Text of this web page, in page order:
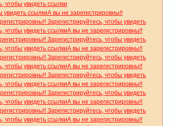
чтобы увидеть ссылки
увидеть ссылкиА вы не зарегистрировны!!
Зарегистрируйтесь, чтобы увидеть
чтобы увидеть ссылкиА вы не зарегистрировны!!
Зарегистрируйтесь, чтобы увидеть
чтобы увидеть ссылкиА вы не зарегистрировны!!
Зарегистрируйтесь, чтобы увидеть
чтобы увидеть ссылкиА вы не зарегистрировны!!
Зарегистрируйтесь, чтобы увидеть
чтобы увидеть ссылкиА вы не зарегистрировны!!
Зарегистрируйтесь, чтобы увидеть
чтобы увидеть ссылкиА вы не зарегистрировны!!
Зарегистрируйтесь, чтобы увидеть
чтобы увидеть ссылкиА вы не зарегистрировны!!